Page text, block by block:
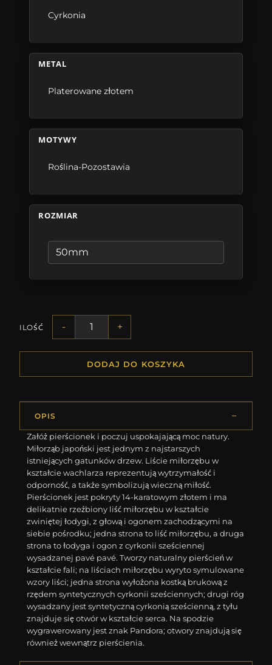
Cyrkonia
METAL
Platerowane złotem
MOTYWY
Roślina-Pozostawia
ROZMIAR
ILOŚĆ - +
DODAJ DO KOSZYKA
OPIS
Załóż pierścionek i poczuj uspokajającą moc natury.
Miłorząb japoński jest jednym z najstarszych
istniejących gatunków drzew. Liście miłorzębu w
kształcie wachlarza reprezentują wytrzymałość i
odporność, a także symbolizują wieczną miłość.
Pierścionek jest pokryty 14-karatowym złotem i ma
delikatnie rzeźbiony liść miłorzębu w kształcie
zwiniętej łodygi, z głową i ogonem zachodzącymi na
siebie pośrodku; jedna strona to liść miłorzębu, a druga
strona to łodyga i ogon z cyrkonii sześciennej
wysadzanej pavé pavé. Tworzy naturalny pierścień w
kształcie fali; na liściach miłorzębu wyryto symulowane
wzory liści; jedna strona wyłożona kostką brukową z
rzędem syntetycznych cyrkonii sześciennych; drugi róg
wysadzany jest syntetyczną cyrkonią sześcienną, z tyłu
znajduje się otwór w kształcie serca. Na spodzie
wygrawerowany jest znak Pandora; otwory znajdują się
również wewnątrz pierścienia.